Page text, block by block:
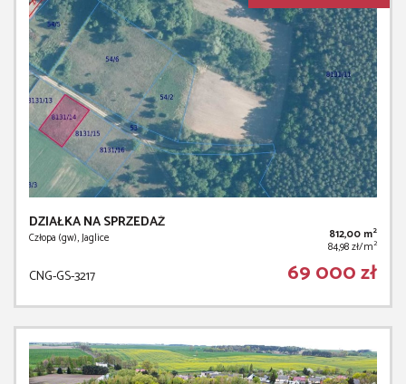
DZIAŁKA NA SPRZEDAŻ
Człopa (gw), Jaglice 812,00 m2
84,98 zł/m2
CNG-GS-3217 69 000 zł